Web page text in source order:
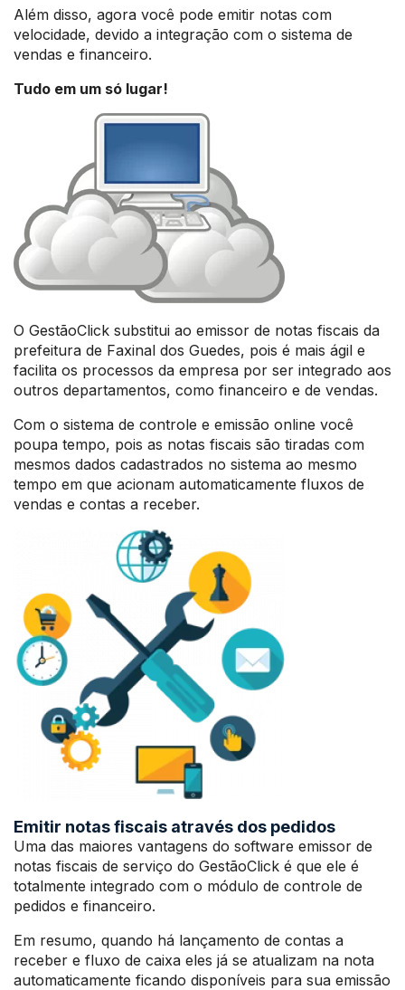
Além disso, agora você pode emitir notas com
velocidade, devido a integração com o sistema de
vendas e financeiro.
Tudo em um só lugar!
O GestãoClick substitui ao emissor de notas fiscais da
prefeitura de Faxinal dos Guedes, pois é mais ágil e
facilita os processos da empresa por ser integrado aos
outros departamentos, como financeiro e de vendas.
Com o sistema de controle e emissão online você
poupa tempo, pois as notas fiscais são tiradas com
mesmos dados cadastrados no sistema ao mesmo
tempo em que acionam automaticamente fluxos de
vendas e contas a receber.
Emitir notas fiscais através dos pedidos
Uma das maiores vantagens do software emissor de
notas fiscais de serviço do GestãoClick é que ele é
totalmente integrado com o módulo de controle de
pedidos e financeiro.
Em resumo, quando há lançamento de contas a
receber e fluxo de caixa eles já se atualizam na nota
automaticamente ficando disponíveis para sua emissão